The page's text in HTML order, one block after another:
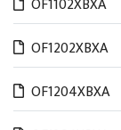
OF1102XBXA
OF1202XBXA
OF1204XBXA